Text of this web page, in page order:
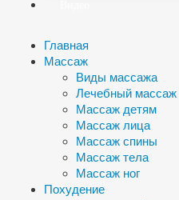
Главная
Массаж
Виды массажа
Лечебный массаж
Массаж детям
Массаж лица
Массаж спины
Массаж тела
Массаж ног
Похудение